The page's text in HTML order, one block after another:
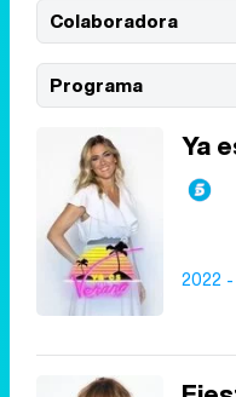
Colaboradora
Programa
Ya
2022